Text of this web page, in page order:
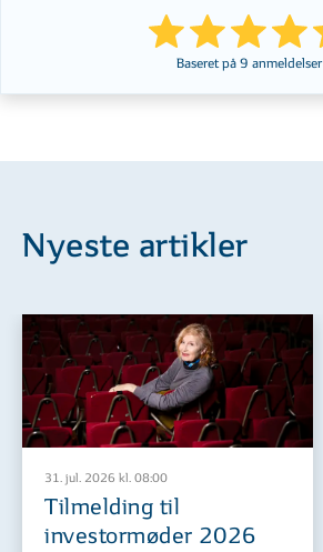
Baseret på 9 anmeldelser
Nyeste artikler
31. jul. 2026 kl. 08:00
Tilmelding til
investormøder 2026